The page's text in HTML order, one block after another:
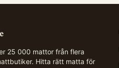
25 000 mattor från flera
Hitta rätt matta för